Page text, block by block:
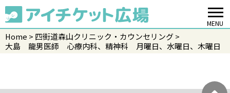
MENU
Home
四街道森山クリニック・カウンセリング
大島 龍男医師 心療内科、精神科 月曜日、水曜日、木曜日